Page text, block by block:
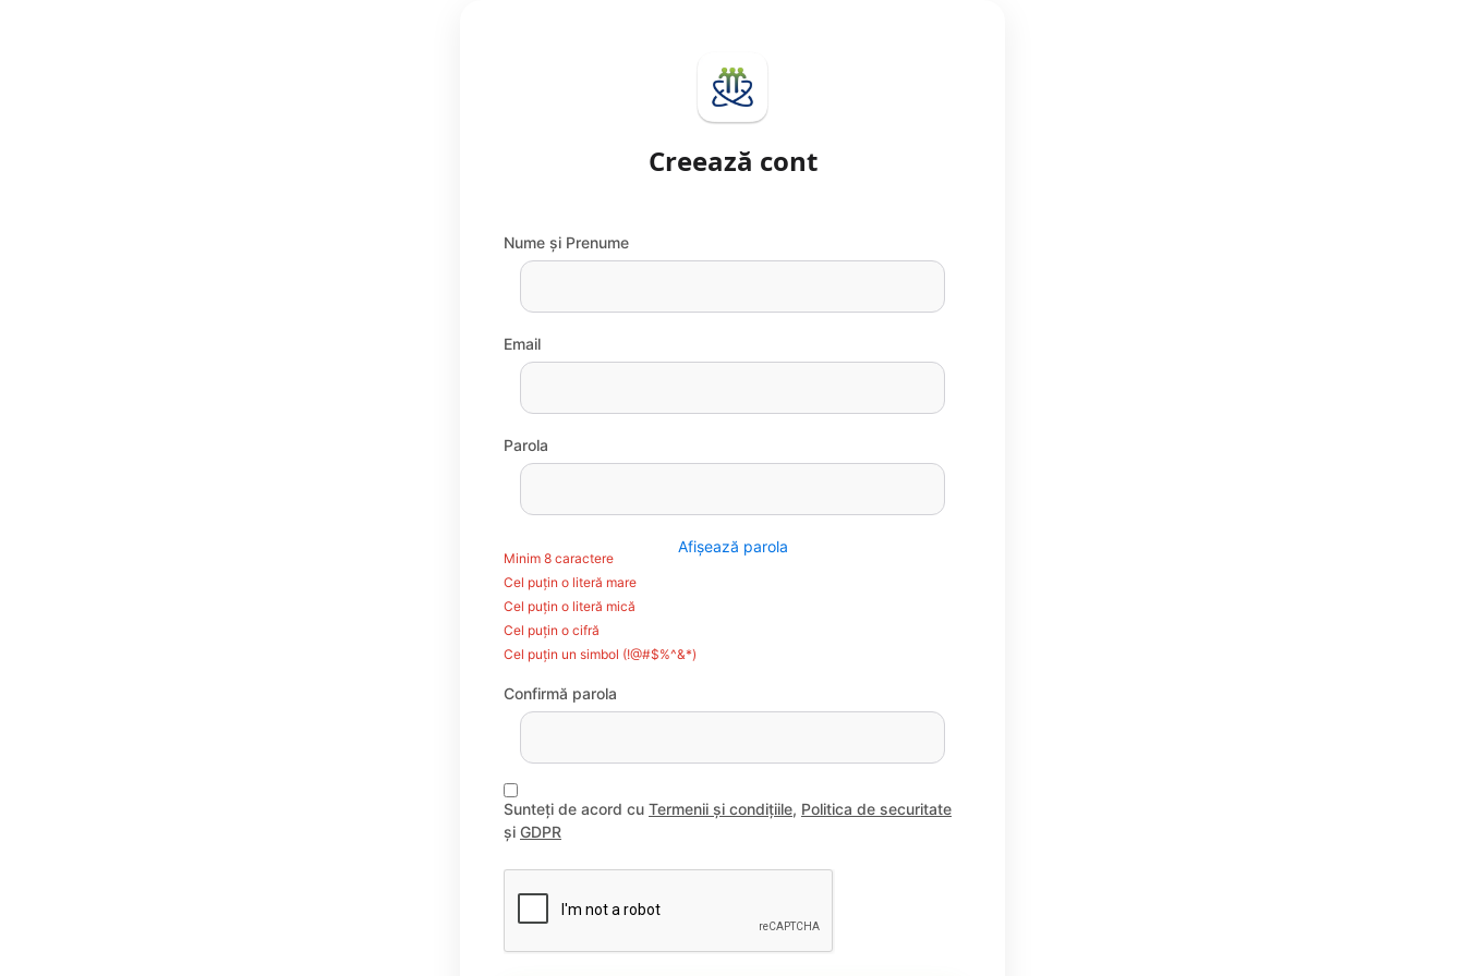
Creează cont
Nume și Prenume
Email
Parola
Afișează parola
Minim 8 caractere
Cel puțin o literă mare
Cel puțin o literă mică
Cel puțin o cifră
Cel puțin un simbol (!@#$%^&*)
Confirmă parola
Sunteți de acord cu Termenii și condițiile, Politica de securitate
și GDPR